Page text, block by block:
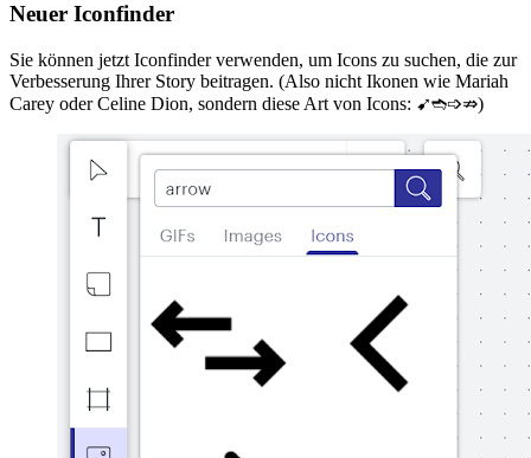
Neuer Iconfinder
Sie können jetzt Iconfinder verwenden, um Icons zu suchen, die zur
Verbesserung Ihrer Story beitragen. (Also nicht Ikonen wie Mariah
Carey oder Celine Dion, sondern diese Art von Icons: ➹➬➩⇏)